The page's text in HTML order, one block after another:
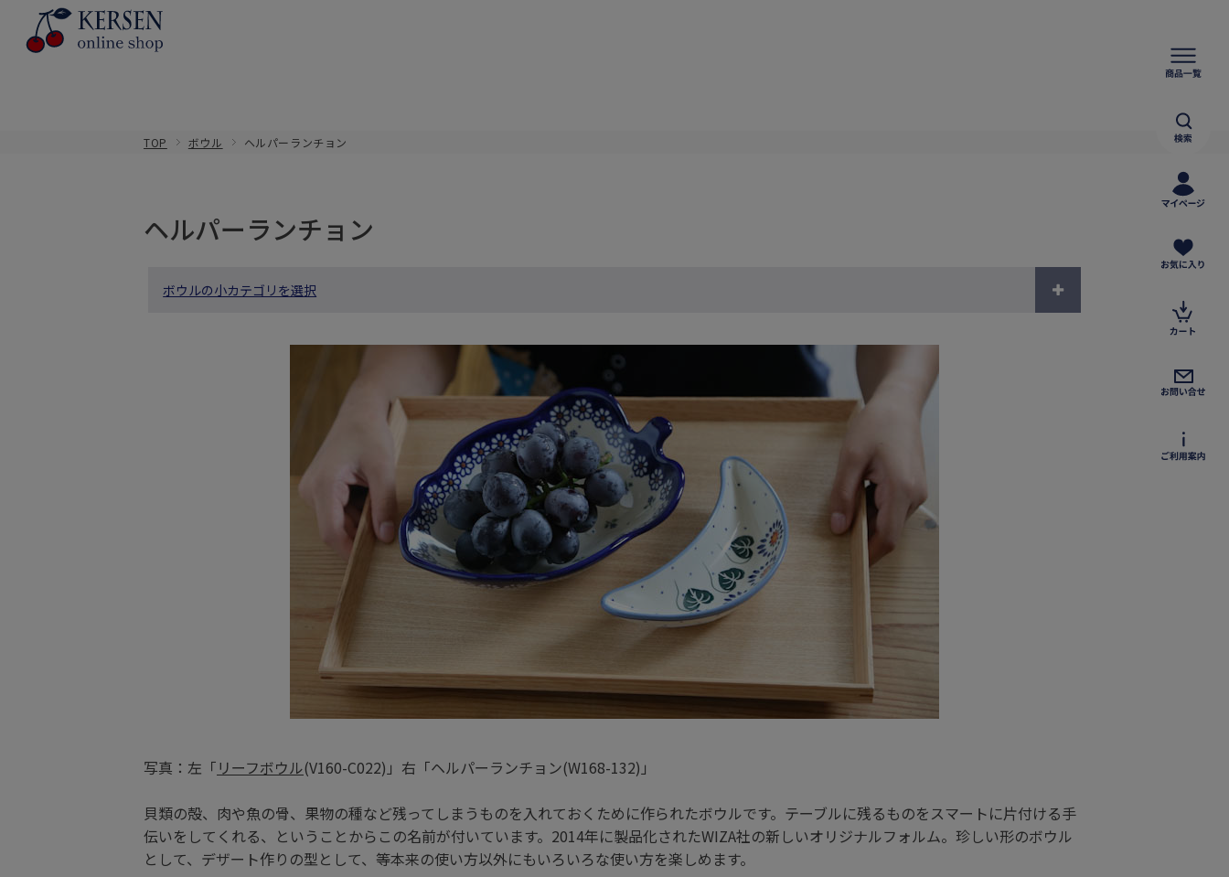
TOP ボウル ヘルパーランチョン
ヘルパーランチョン
ボウルの小カテゴリを選択
写真：左「リーフボウル(V160-C022)」右「ヘルパーランチョン(W168-132)」
貝類の殻、肉や魚の骨、果物の種など残ってしまうものを入れておくために作られたボウルです。テーブルに残るものをスマートに片付ける手
伝いをしてくれる、ということからこの名前が付いています。2014年に製品化されたWIZA社の新しいオリジナルフォルム。珍しい形のボウル
として、デザート作りの型として、等本来の使い方以外にもいろいろな使い方を楽しめます。